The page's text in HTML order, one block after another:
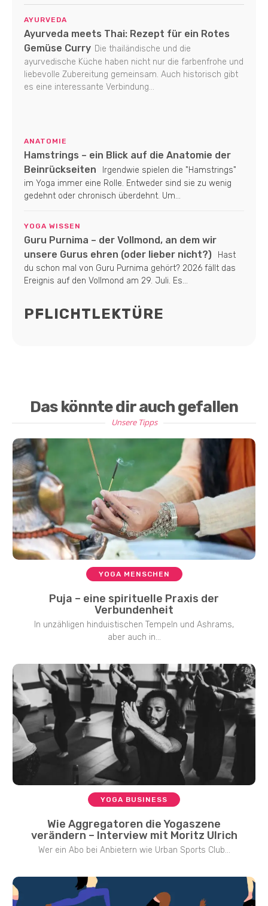
AYURVEDA
Ayurveda meets Thai: Rezept für ein Rotes
Gemüse Curry Die thailändische und die
ayurvedische Küche haben nicht nur die farbenfrohe und
liebevolle Zubereitung gemeinsam. Auch historisch gibt
es eine interessante Verbindung...
ANATOMIE
Hamstrings – ein Blick auf die Anatomie der
Beinrückseiten
Irgendwie spielen die "Hamstrings"
im Yoga immer eine Rolle. Entweder sind sie zu wenig
gedehnt oder chronisch überdehnt. Um...
YOGA WISSEN
Guru Purnima – der Vollmond, an dem wir
unsere Gurus ehren (oder lieber nicht?)
Hast
du schon mal von Guru Purnima gehört? 2026 fällt das
Ereignis auf den Vollmond am 29. Juli. Es...
PFLICHTLEKTÜRE
Das könnte dir auch gefallen
Unsere Tipps
YOGA MENSCHEN
Puja – eine spirituelle Praxis der
Verbundenheit
In unzähligen hinduistischen Tempeln und Ashrams,
aber auch in...
YOGA BUSINESS
Wie Aggregatoren die Yogaszene
verändern – Interview mit Moritz Ulrich
Wer ein Abo bei Anbietern wie Urban Sports Club...